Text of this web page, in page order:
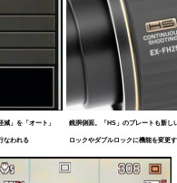
」を「オート」
なわれる
鏡胴側面。「HS」のプレートも新し
ロックやダブルロックに機能を変更